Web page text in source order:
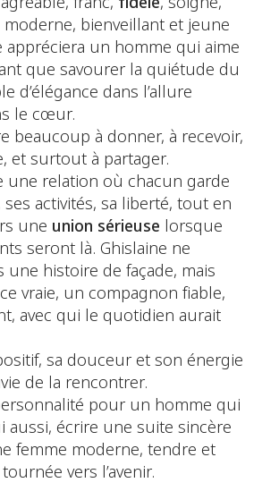
moderne, bienveillant et jeune
appréciera un homme qui aime
que savourer la quiétude du
d’élégance dans l’allure
le cœur.
beaucoup à donner, à recevoir,
et surtout à partager.
une relation où chacun garde
activités, sa liberté, tout en
une union sérieuse lorsque
seront là. Ghislaine ne
une histoire de façade, mais
vraie, un compagnon fiable,
avec qui le quotidien aurait
sa douceur et son énergie
de la rencontrer.
pour un homme qui
aussi, écrire une suite sincère
femme moderne, tendre et
vers l’avenir.